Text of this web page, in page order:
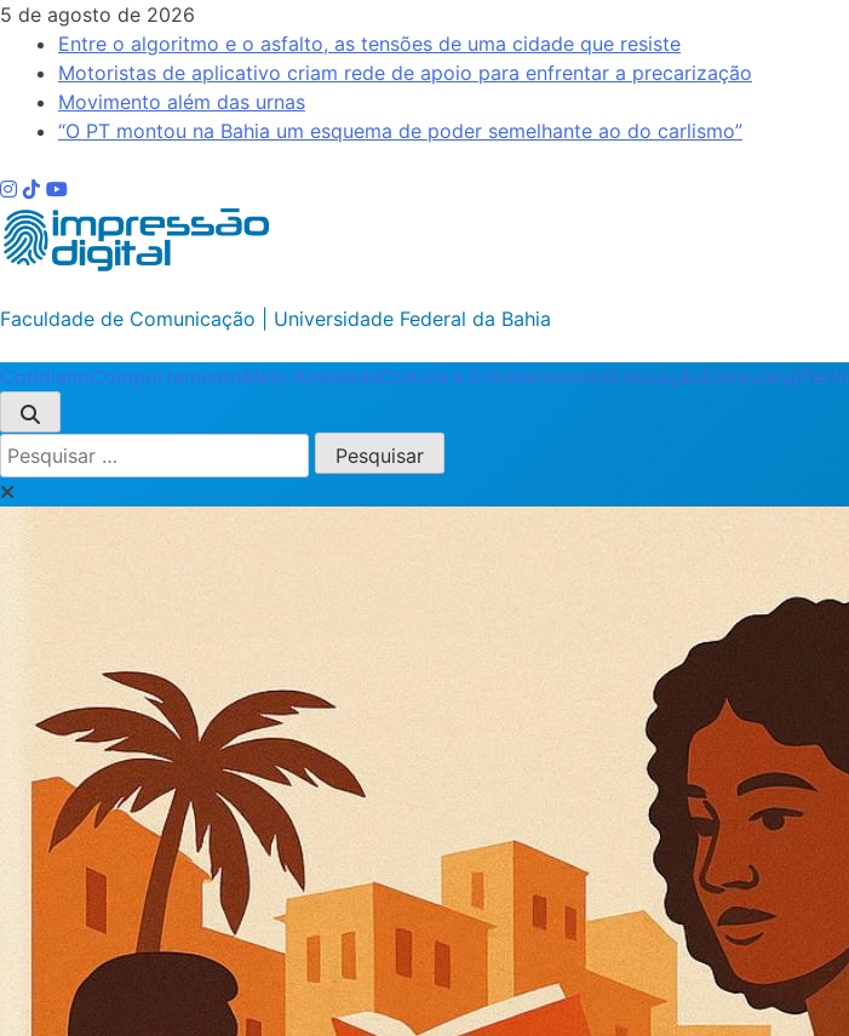
Skip
content
5 de agosto de 2026
Entre o algoritmo e o asfalto, as tensões de uma cidade que resiste
Motoristas de aplicativo criam rede de apoio para enfrentar a precarização
Movimento além das urnas
“O PT montou na Bahia um esquema de poder semelhante ao do carlismo”
Impressão Digital
Faculdade de Comunicação | Universidade Federal da Bahia
CotidianoComportamentoMeio AmbienteCultura e EntretenimentoEducaçãoEntrevista/Perfil
Pesquisar
por: